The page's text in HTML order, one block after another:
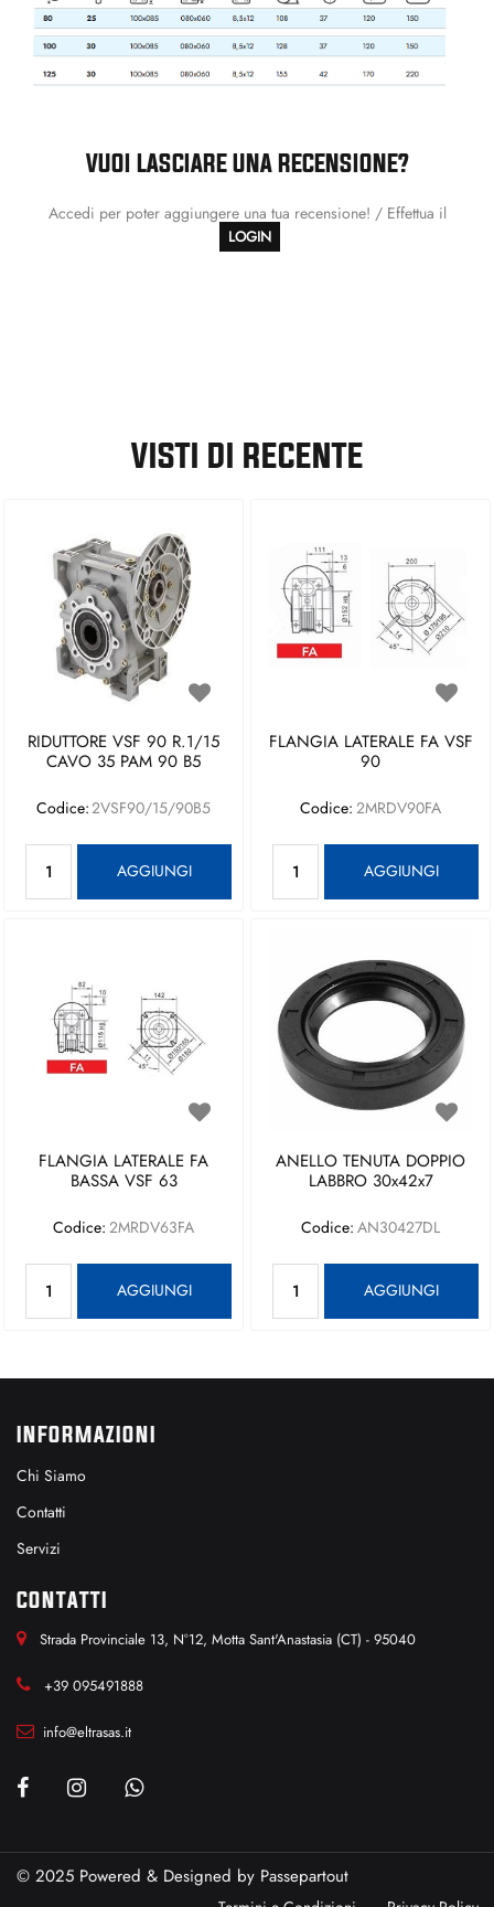
VUOI LASCIARE UNA RECENSIONE?
Accedi per poter aggiungere una tua recensione! / Effettua il
LOGIN
VISTI DI RECENTE
RIDUTTORE VSF 90 R.1/15
CAVO 35 PAM 90 B5
Codice:2VSF90/15/90B5
AGGIUNGI
FLANGIA LATERALE FA VSF
90
Codice: 2MRDV90FA
AGGIUNGI
FLANGIA LATERALE FA
BASSA VSF 63
Codice: 2MRDV63FA
AGGIUNGI
ANELLO TENUTA DOPPIO
LABBRO 30x42x7
Codice: AN30427DL
AGGIUNGI
INFORMAZIONI
Chi Siamo
Contatti
Servizi
CONTATTI
Strada Provinciale 13, N°12, Motta Sant'Anastasia (CT) - 95040
+39 095491888
info@eltrasas.it
© 2025 Powered & Designed by Passepartout